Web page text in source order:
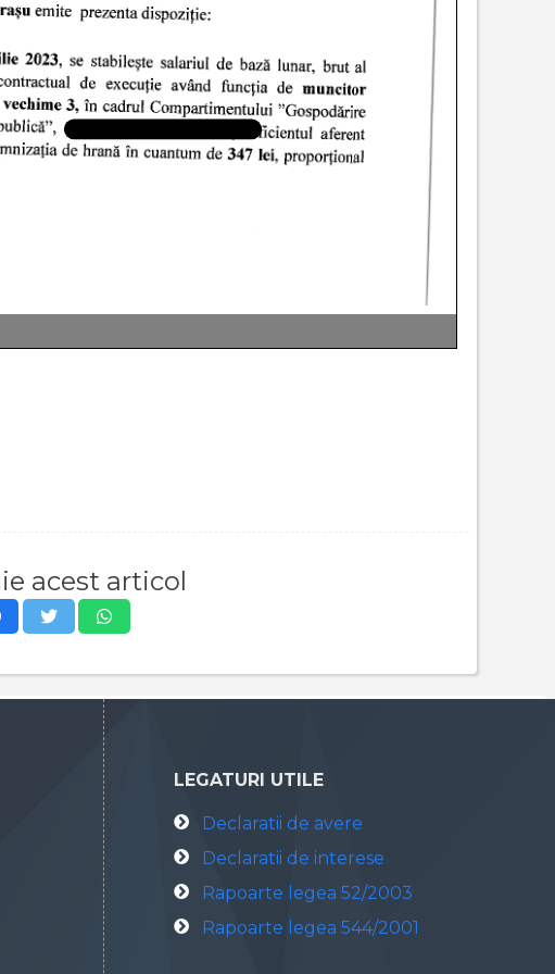
acest articol
LEGATURI UTILE
Declaratii de avere
Declaratii de interese
Rapoarte legea 52/2003
Rapoarte legea 544/2001